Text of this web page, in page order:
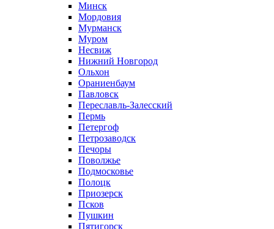
Минск
Мордовия
Мурманск
Муром
Несвиж
Нижний Новгород
Ольхон
Ораниенбаум
Павловск
Переславль-Залесский
Пермь
Петергоф
Петрозаводск
Печоры
Поволжье
Подмосковье
Полоцк
Приозерск
Псков
Пушкин
Пятигорск